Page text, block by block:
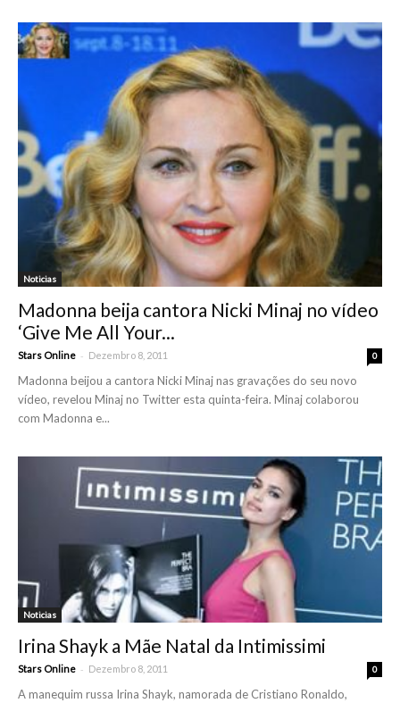
Noticias
Madonna beija cantora Nicki Minaj no vídeo
‘Give Me All Your...
Stars Online - Dezembro 8, 2011 0
Madonna beijou a cantora Nicki Minaj nas gravações do seu novo
vídeo, revelou Minaj no Twitter esta quinta-feira. Minaj colaborou
com Madonna e...
Noticias
Irina Shayk a Mãe Natal da Intimissimi
Stars Online - Dezembro 8, 2011 0
A manequim russa Irina Shayk, namorada de Cristiano Ronaldo,